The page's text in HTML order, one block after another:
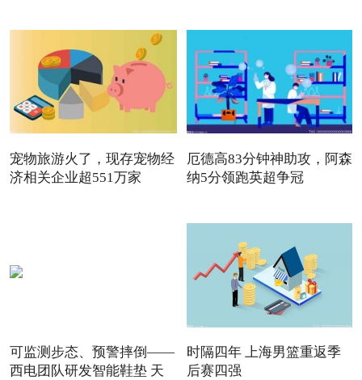
宠物旅游火了，现存宠物经
济相关企业超551万家
厄德高83分钟神助攻，阿森
纳5分领跑英超争冠
可监测步态、预警摔倒——
西电团队研发智能鞋垫 天
时隔四年 上海男篮重返季
后赛四强